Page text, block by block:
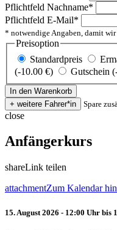
Pflichtfeld Nachname*
Pflichtfeld E-Mail*
* notwendige Angaben, damit
Preisoption
Standardpreis
(-10.00 €)
Gutschein
Spare
close
Anfängerkurs
shareLink teilen
attachmentZum Kalendar
15. August 2026 - 12:00 Uhr bis